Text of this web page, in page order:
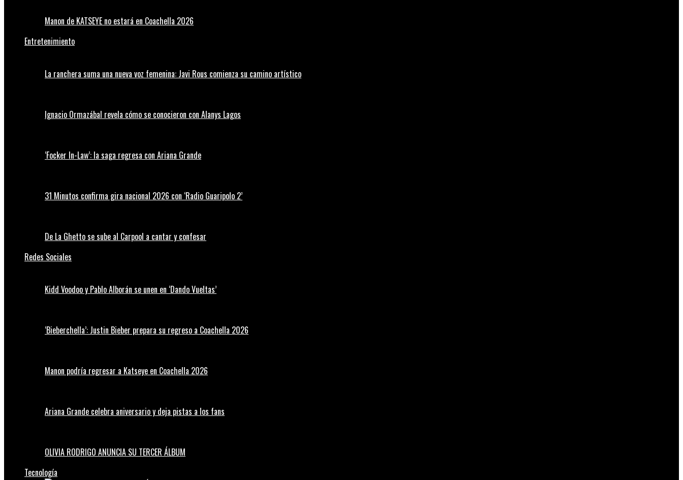
Manon de KATSEYE no estará en Coachella 2026
Entretenimiento
La ranchera suma una nueva voz femenina: Javi Rous comienza su camino artístico
Ignacio Ormazábal revela cómo se conocieron con Alanys Lagos
‘Focker In-Law’: la saga regresa con Ariana Grande
31 Minutos confirma gira nacional 2026 con ‘Radio Guaripolo 2’
De La Ghetto se sube al Carpool a cantar y confesar
Redes Sociales
Kidd Voodoo y Pablo Alborán se unen en ‘Dando Vueltas’
‘Bieberchella’: Justin Bieber prepara su regreso a Coachella 2026
Manon podría regresar a Katseye en Coachella 2026
Ariana Grande celebra aniversario y deja pistas a los fans
OLIVIA RODRIGO ANUNCIA SU TERCER ÁLBUM
Tecnología